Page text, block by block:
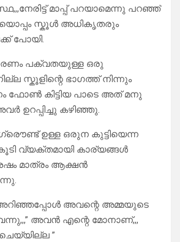
മാപ്പ് പറയാമെന്നു പറഞ്ഞ്
സ്കൂൾ അധികൃതരും
പോയി.
പക്വതയുള്ള ഒരു
സ്കൂളിന്റെ ഭാഗത്ത് നിന്നും
ഫോണ്‍ കിട്ടിയ പാടെ അത് മനു
ഉറപ്പിച്ചു കഴിഞ്ഞു.
ഉള്ള ഒരുന കുട്ടിയെന്ന
വ്യക്തമായി കാര്യങ്ങള്‍
മാത്രം ആക്ഷന്‍
അവന്റെ അമ്മയുടെ
അവൻ എന്റെ മോനാണ്,,,
”